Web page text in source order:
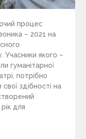
процес
– 2021 на
Учасники якого –
гуманітарної
потрібно
здібності на
для